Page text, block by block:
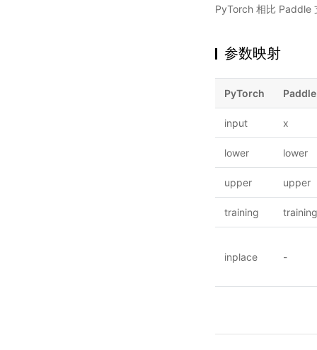
PyTorch 相比 Paddle
参数映射
PyTorch
input x
lower lower
upper upper
training training
inplace -